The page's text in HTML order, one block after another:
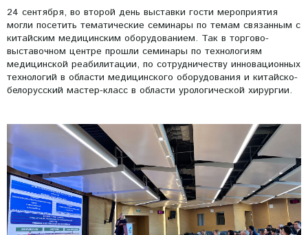
24 сентября, во второй день выставки гости мероприятия
могли посетить тематические семинары по темам связанным с
китайским медицинским оборудованием. Так в торгово-
выставочном центре прошли семинары по технологиям
медицинской реабилитации, по сотрудничеству инновационных
технологий в области медицинского оборудования и китайско-
белорусский мастер-класс в области урологической хирургии.